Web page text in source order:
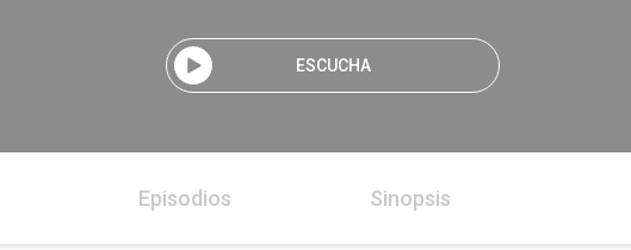
ESCUCHA
Episodios Sinopsis